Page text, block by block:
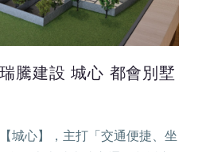
騰建設 城心 都會別墅
城心】，主打「交通便捷、坐